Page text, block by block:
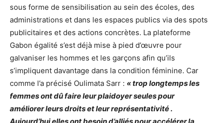
sous forme de sensibilisation au sein des écoles, des
administrations et dans les espaces publics via des spots
publicitaires et des actions concrètes. La plateforme
Gabon égalité s’est déjà mise à pied d’œuvre pour
galvaniser les hommes et les garçons afin qu’ils
s’impliquent davantage dans la condition féminine. Car
comme l’a précisé Oulimata Sarr : « trop longtemps les
femmes ont dû faire leur plaidoyer seules pour
améliorer leurs droits et leur représentativité .